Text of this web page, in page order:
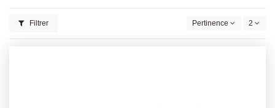
Filtrer Pertinence 2